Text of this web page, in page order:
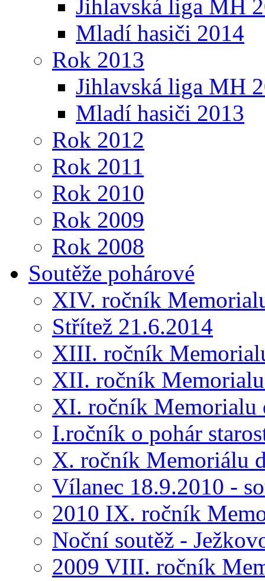
Jihlavská liga MH
Mladí hasiči 2014
Rok 2013
Jihlavská liga MH
Mladí hasiči 2013
Rok 2012
Rok 2011
Rok 2010
Rok 2009
Rok 2008
Soutěže pohárové
XIV. ročník
Střítež 21.6.2014
XIII. ročník
XII. ročník
XI. ročník Memorialu
I.ročník o pohár
X. ročník Memoriálu
Vílanec 18.9.2010 -
2010 IX. ročník
Noční soutěž -
2009 VIII. ročník